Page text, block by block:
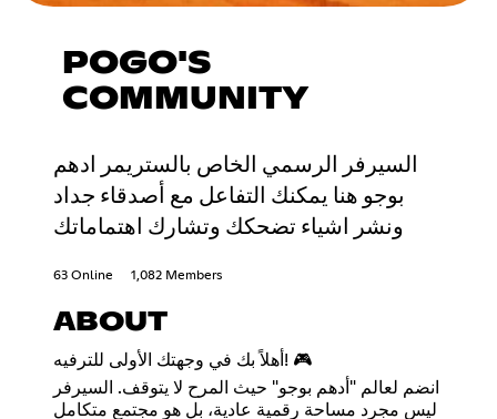
POGO'S
COMMUNITY
السيرفر الرسمي الخاص بالستريمر ادهم
بوجو هنا يمكنك التفاعل مع أصدقاء جداد
ونشر اشياء تضحكك وتشارك اهتماماتك
63 Online 1,082 Members
ABOUT
أهلاً بك في وجهتك الأولى للترفيه! 🎮
انضم لعالم "أدهم بوجو" حيث المرح لا يتوقف. السيرفر
ليس مجرد مساحة رقمية عادية، بل هو مجتمع متكامل